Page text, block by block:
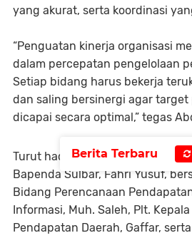
yang akurat, serta koordinasi
“Penguatan kinerja organisasi
dalam percepatan pengelolaan
Setiap bidang harus bekerja
dan saling bersinergi agar
dicapai secara optimal,” tegas
Turut hadir dalam kegiatan
Bapenda Sulbar, Fahri Yusuf,
Bidang Perencanaan
Informasi, Muh. Saleh, Plt.
Pendapatan Daerah, Gaffar,
Berita Terbaru